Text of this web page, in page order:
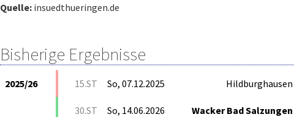
Quelle: insuedthueringen.de
Bisherige Ergebnisse
2025/26 15.ST So, 07.12.2025 Hildburghausen
30.ST So, 14.06.2026 Wacker Bad Salzungen